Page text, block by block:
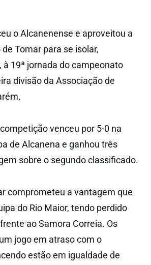
o Alcanenense e aproveitou a
Tomar para se isolar,
19ª jornada do campeonato
divisão da Associação de
venceu por 5-0 na
de Alcanena e ganhou três
sobre o segundo classificado.
comprometeu a vantagem que
do Rio Maior, tendo perdido
ao Samora Correia. Os
jogo em atraso com o
estão em igualdade de